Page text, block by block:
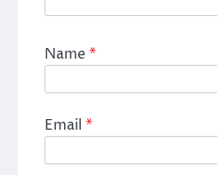
Name*
Email *